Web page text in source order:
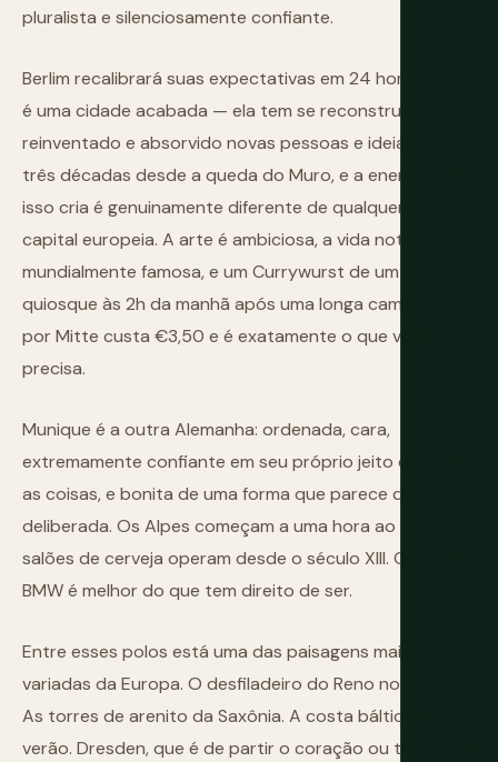
pluralista e silenciosamente confiante.
Berlim recalibrará suas expectativas em 24 horas. Não
é uma cidade acabada — ela tem se reconstruído,
reinventado e absorvido novas pessoas e ideias há
três décadas desde a queda do Muro, e a energia que
isso cria é genuinamente diferente de qualquer outra
capital europeia. A arte é ambiciosa, a vida noturna é
mundialmente famosa, e um Currywurst de um
quiosque às 2h da manhã após uma longa caminhada
por Mitte custa €3,50 e é exatamente o que você
precisa.
Munique é a outra Alemanha: ordenada, cara,
extremamente confiante em seu próprio jeito de fazer
as coisas, e bonita de uma forma que parece quase
deliberada. Os Alpes começam a uma hora ao sul. Os
salões de cerveja operam desde o século XIII. O Museu
BMW é melhor do que tem direito de ser.
Entre esses polos está uma das paisagens mais
variadas da Europa. O desfiladeiro do Reno no outono.
As torres de arenito da Saxônia. A costa báltica no
verão. Dresden, que é de partir o coração ou triunfante